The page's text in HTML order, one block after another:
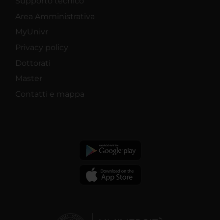
Area Amministrativa
MyUnivr
Privacy policy
Dottorati
Master
Contatti e mappa